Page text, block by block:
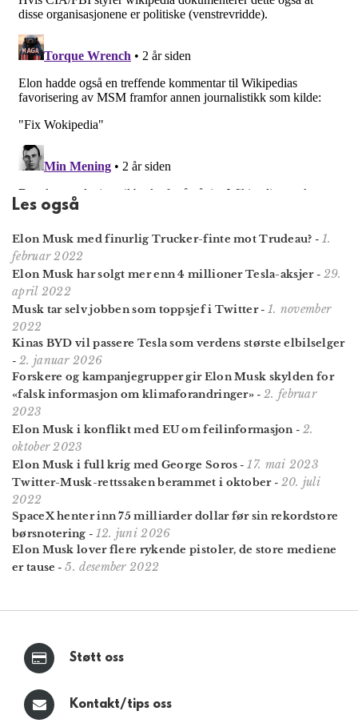
Les også
Elon Musk med finurlig Trucker-finte mot Trudeau? - 1.
februar 2022
Elon Musk har solgt mer enn 4 millioner Tesla-aksjer- 29.
april 2022
Musk tar selv jobben som toppsjef i Twitter- 1. november
2022
Kinas BYD vil passere Tesla som verdens største elbilselger
- 2. januar 2026
Forskere og kampanje­grupper gir Elon Musk skylden for
«falsk informasjon om klima­forandringer» - 2. februar
2023
Elon Musk i konflikt med EU om feilinformasjon- 2.
oktober 2023
Elon Musk i full krig med George Soros -17. mai 2023
Twitter-Musk-rettssaken berammet i oktober- 20. juli
2022
SpaceX henter inn 75 milliarder dollar før sin rekordstore
børsnotering - 12. juni 2026
Elon Musk lover flere rykende pistoler, de store mediene
er tause -5. desember 2022
Støtt oss
Kontakt/tips oss